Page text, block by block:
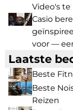
Video's
Casio
voor —
Laatste
Beste
Beste
Reizen